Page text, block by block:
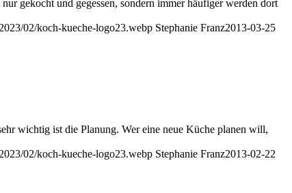
gekocht und gegessen, sondern immer häufiger werden dort
02/koch-kueche-logo23.webp Stephanie Franz2013-03-25
wichtig ist die Planung. Wer eine neue Küche planen will,
02/koch-kueche-logo23.webp Stephanie Franz2013-02-22